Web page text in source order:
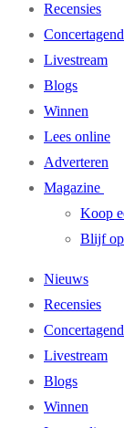
Recensies
Livestream
Blogs
Winnen
Lees online
Adverteren
Magazine
Koop
Blijf op
Nieuws
Recensies
Livestream
Blogs
Winnen